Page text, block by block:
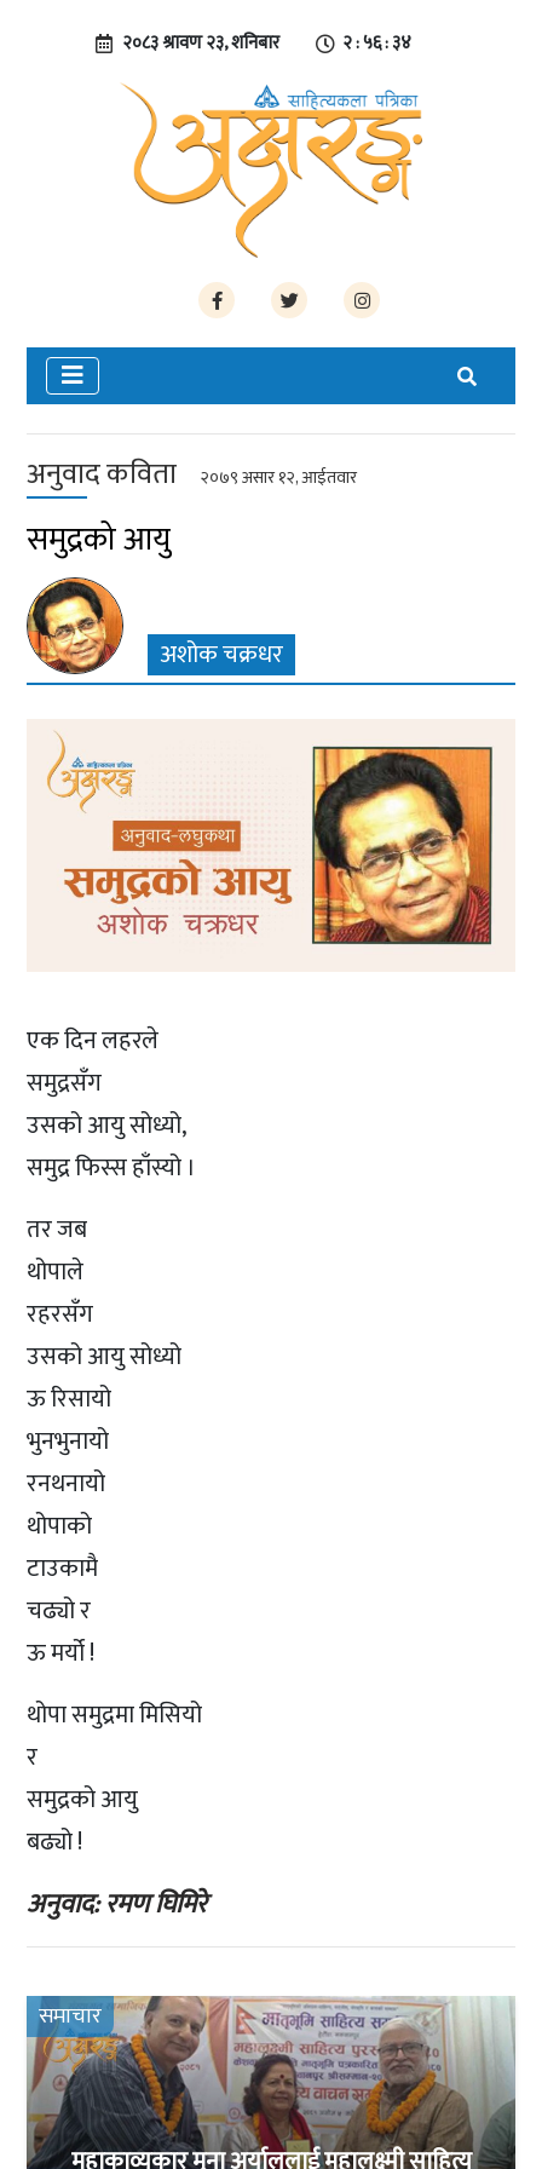
२०८३ श्रावण २३, शनिबार २ : ५६ : ३५
अनुवाद कविता २०७९ असार १२, आईतवार
समुद्रको आयु
अशोक चक्रधर
एक दिन लहरले
समुद्रसँग
उसको आयु सोध्यो,
समुद्र फिस्स हाँस्यो ।
तर जब
थोपाले
रहरसँग
उसको आयु सोध्यो
ऊ रिसायो
भुनभुनायो
रनथनायो
थोपाको
टाउकामै
चढ्यो र
ऊ मर्यो !
थोपा समुद्रमा मिसियो
र
समुद्रको आयु
बढ्यो !
अनुवाद: रमण घिमिरे
समाचार